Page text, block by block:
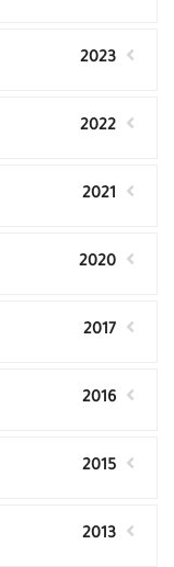
2023
2022
2021
2020
2017
2016
2015
2013